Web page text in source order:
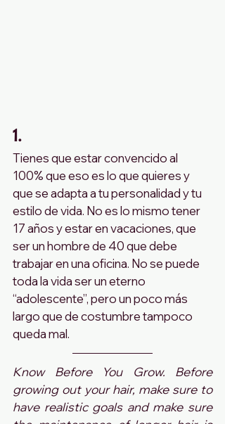
1.
Tienes que estar convencido al
100% que eso es lo que quieres y
que se adapta a tu personalidad y tu
estilo de vida. No es lo mismo tener
17 años y estar en vacaciones, que
ser un hombre de 40 que debe
trabajar en una oficina. No se puede
toda la vida ser un eterno
“adolescente”, pero un poco más
largo que de costumbre tampoco
queda mal.
Know Before You Grow. Before
growing out your hair, make sure to
have realistic goals and make sure